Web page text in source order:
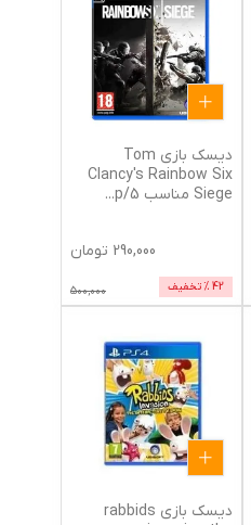
دیسک بازی Tom
Clancy's Rainbow Six
Siege مناسب 5/p
...
290,000 تومان
42 % تخفیف 500,000
دیسک بازی rabbids